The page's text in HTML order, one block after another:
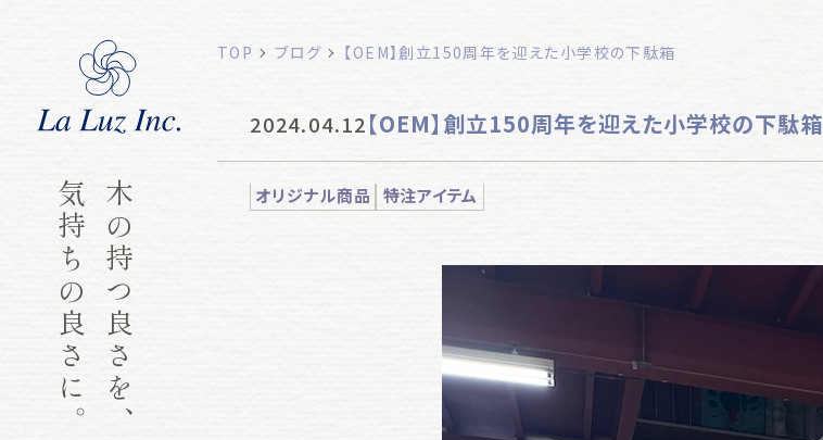
木の持つ良さを、
気持ちの良さに。
TOP ブログ 【OEM】創立150周年を迎えた小学校の下駄箱
2024.04.12【OEM】創立150周年を迎えた小学校の下駄箱
オリジナル商品 特注アイテム